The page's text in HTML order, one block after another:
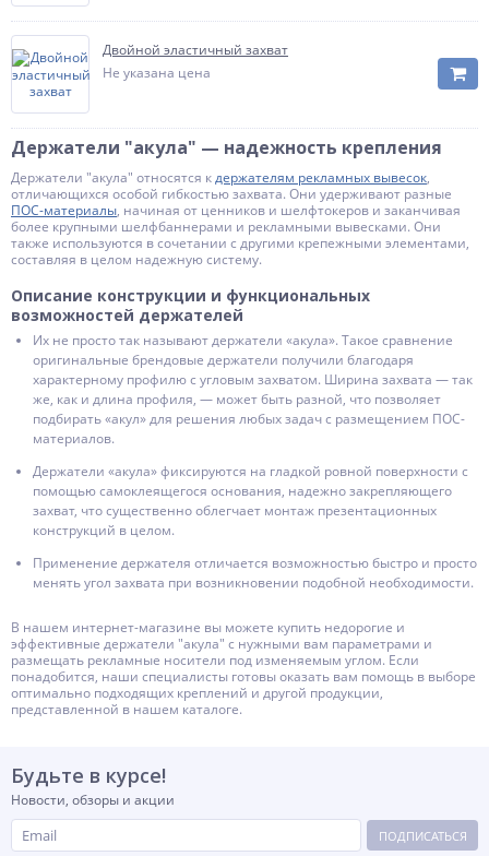
Двойной эластичный захват
Не указана цена
Держатели "акула" — надежность крепления
Держатели "акула" относятся кдержателям рекламных вывесок,
отличающихся особой гибкостью захвата. Они удерживают разные
ПОС-материалы, начиная от ценников и шелфтокеров и заканчивая
более крупными шелфбаннерами и рекламными вывесками. Они
также используются в сочетании с другими крепежными элементами,
составляя в целом надежную систему.
Описание конструкции и функциональных
возможностей держателей
Их не просто так называют держатели «акула». Такое сравнение
оригинальные брендовые держатели получили благодаря
характерному профилю с угловым захватом. Ширина захвата — так
же, как и длина профиля, — может быть разной, что позволяет
подбирать «акул» для решения любых задач с размещением ПОС-
материалов.
Держатели «акула» фиксируются на гладкой ровной поверхности с
помощью самоклеящегося основания, надежно закрепляющего
захват, что существенно облегчает монтаж презентационных
конструкций в целом.
Применение держателя отличается возможностью быстро и просто
менять угол захвата при возникновении подобной необходимости.
В нашем интернет-магазине вы можете купить недорогие и
эффективные держатели "акула" с нужными вам параметрами и
размещать рекламные носители под изменяемым углом. Если
понадобится, наши специалисты готовы оказать вам помощь в выборе
оптимально подходящих креплений и другой продукции,
представленной в нашем каталоге.
Будьте в курсе!
Новости, обзоры и акции
ПОДПИСАТЬСЯ